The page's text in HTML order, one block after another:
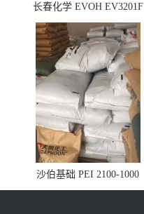
长春化学 EVOH EV3201F
沙伯基础 PEI 2100-1000